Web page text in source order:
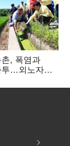
촌, 폭염과
투…외노자
다